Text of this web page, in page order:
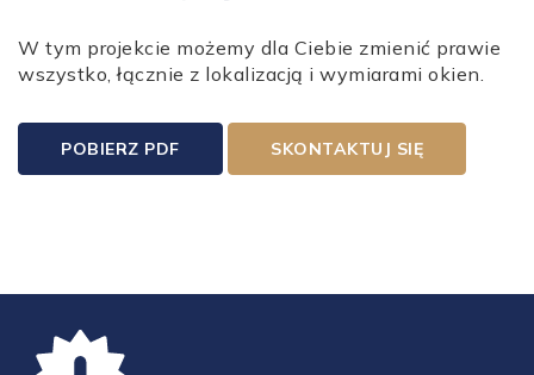
W tym projekcie możemy dla Ciebie zmienić prawie
wszystko, łącznie z lokalizacją i wymiarami okien.
POBIERZ PDF SKONTAKTUJ SIĘ